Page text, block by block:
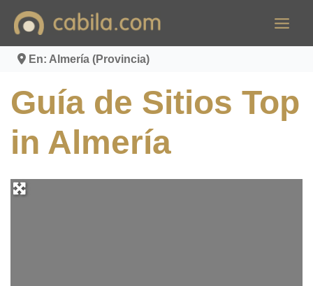
contenido
En: Almería (Provincia)
Guía de Sitios Top
in Almería